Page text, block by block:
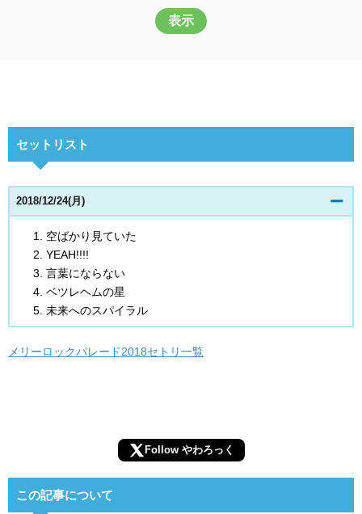
表示
セットリスト
2018/12/24(月)
空ばかり見ていた
YEAH!!!!
言葉にならない
ベツレヘムの星
未来へのスパイラル
メリーロックパレード2018セトリ一覧
Follow やわろっく
この記事について